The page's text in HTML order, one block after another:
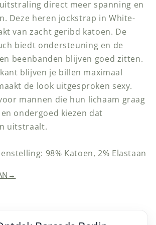
direct meer spanning en
Deze heren jockstrap in White-
van zacht geribd katoen. De
biedt ondersteuning en de
beenbanden blijven goed zitten.
blijven je billen maximaal
de look uitgesproken sexy.
mannen die hun lichaam graag
ondergoed kiezen dat
uitstraalt.
98% Katoen, 2% Elastaan
→